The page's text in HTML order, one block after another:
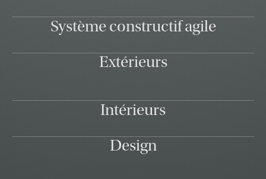
Système constructif agile
Extérieurs
Intérieurs
Design